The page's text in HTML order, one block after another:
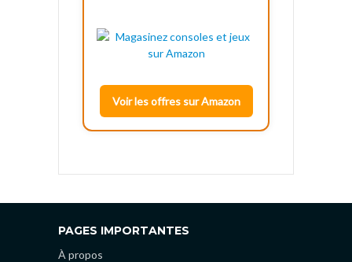
Voir les offres sur Amazon
PAGES IMPORTANTES
À propos